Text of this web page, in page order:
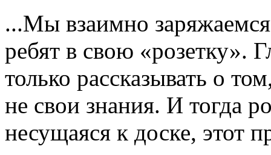
...Мы взаимно
ребят в свою «розетку».
только рассказывать о
не свои знания. И тогда
несущаяся к доске, этот